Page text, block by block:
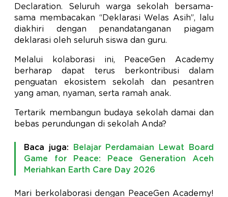
Declaration. Seluruh warga sekolah bersama-
sama membacakan “Deklarasi Welas Asih”, lalu
diakhiri dengan penandatanganan piagam
deklarasi oleh seluruh siswa dan guru.
Melalui kolaborasi ini, PeaceGen Academy
berharap dapat terus berkontribusi dalam
penguatan ekosistem sekolah dan pesantren
yang aman, nyaman, serta ramah anak.
Tertarik membangun budaya sekolah damai dan
bebas perundungan di sekolah Anda?
Baca juga:
Belajar Perdamaian Lewat Board
Game for Peace: Peace Generation Aceh
Meriahkan Earth Care Day 2026
Mari berkolaborasi dengan PeaceGen Academy!